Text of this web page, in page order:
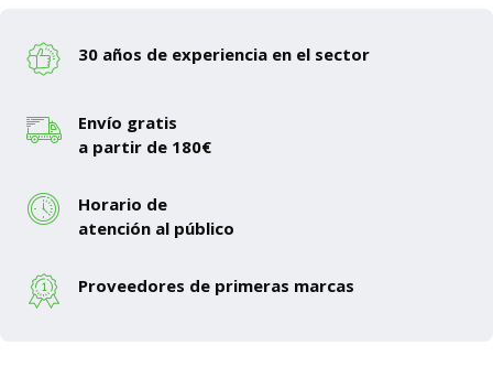
30 años de experiencia en el sector
Envío gratis
a partir de 180€
Horario de
atención al público
Proveedores de primeras marcas